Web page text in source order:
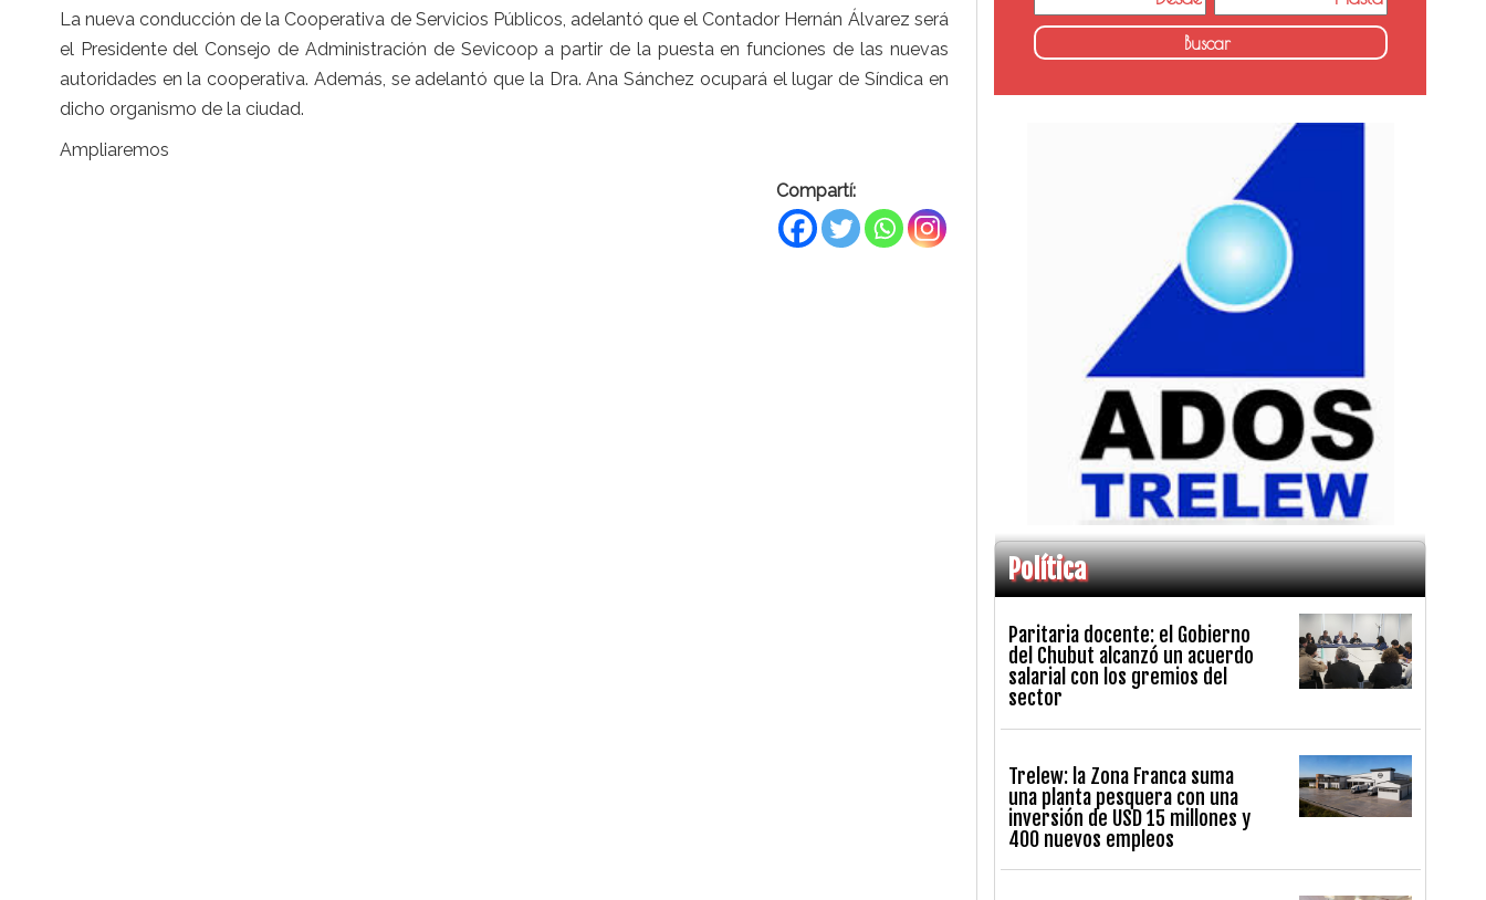
La nueva conducción de la Cooperativa de Servicios Públicos, adelantó que el Contador Hernán Álvarez será
el Presidente del Consejo de Administración de Sevicoop a partir de la puesta en funciones de las nuevas
autoridades en la cooperativa. Además, se adelantó que la Dra. Ana Sánchez ocupará el lugar de Síndica en
dicho organismo de la ciudad.
Ampliaremos
Compartí:
Política
Paritaria docente: el Gobierno
del Chubut alcanzó un acuerdo
salarial con los gremios del
sector
Trelew: la Zona Franca suma
una planta pesquera con una
inversión de USD 15 millones y
400 nuevos empleos